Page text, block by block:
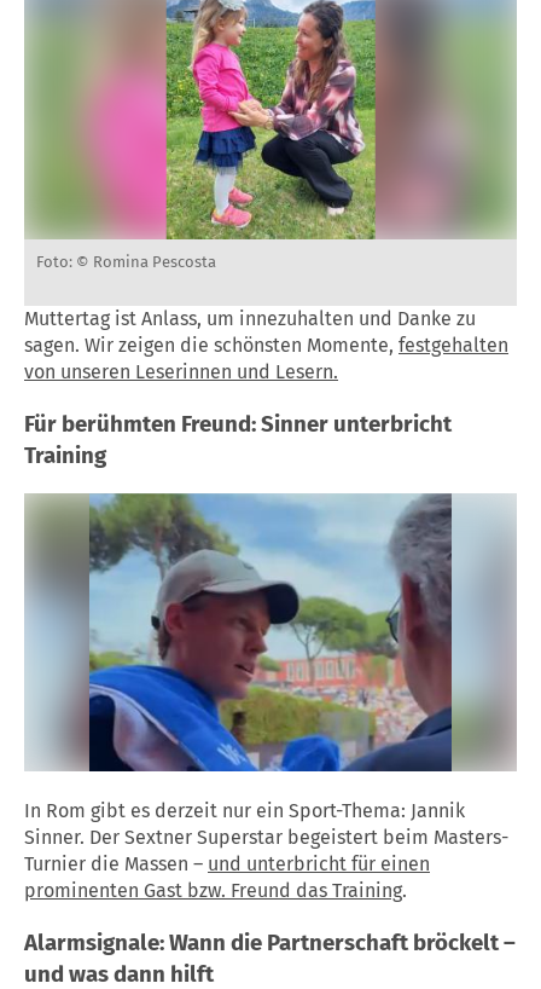
Foto: © Romina Pescosta
Muttertag ist Anlass, um innezuhalten und Danke zu
sagen. Wir zeigen die schönsten Momente, festgehalten
von unseren Leserinnen und Lesern.
Für berühmten Freund: Sinner unterbricht
Training
In Rom gibt es derzeit nur ein Sport-Thema: Jannik
Sinner. Der Sextner Superstar begeistert beim Masters-
Turnier die Massen – und unterbricht für einen
prominenten Gast bzw. Freund das Training.
Alarmsignale: Wann die Partnerschaft bröckelt –
und was dann hilft